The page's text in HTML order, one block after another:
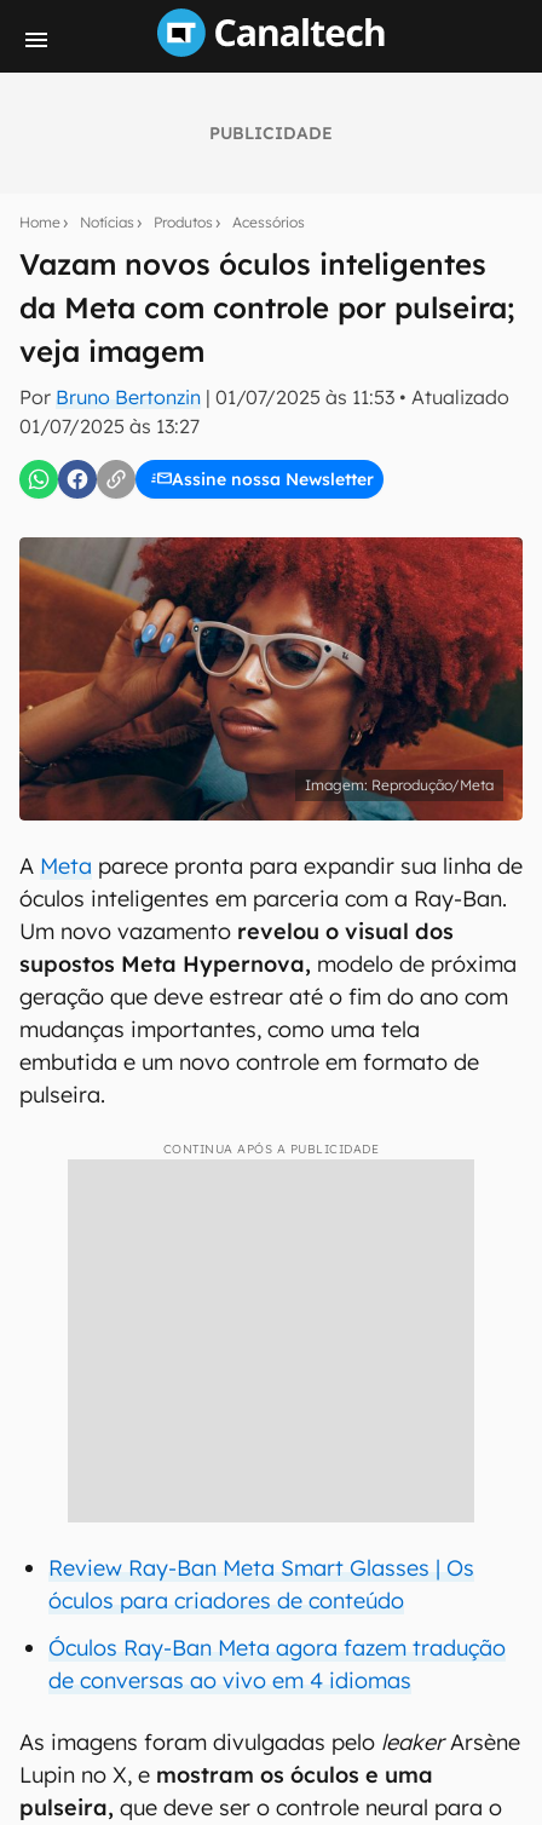
PUBLICIDADE
Home Notícias Produtos Acessórios
Vazam novos óculos inteligentes
da Meta com controle por pulseira;
veja imagem
Por Bruno Bertonzin | 01/07/2025 às 11:53 • Atualizado
01/07/2025 às 13:27
Assine nossa Newsletter
notícias e reviews sobre tecnologia em primeira
E-mail
inscreva-se
Confirmo que li, aceito e concordo com os Termos de
Uso e Política de Privacidade do Canaltech.
Reprodução/Meta
A Meta parece pronta para expandir sua linha de
óculos inteligentes em parceria com a Ray-Ban.
Um novo vazamento revelou o visual dos
supostos Meta Hypernova, modelo de próxima
geração que deve estrear até o fim do ano com
mudanças importantes, como uma tela
embutida e um novo controle em formato de
pulseira.
CONTINUA APÓS A PUBLICIDADE
Review Ray-Ban Meta Smart Glasses | Os
óculos para criadores de conteúdo
Óculos Ray-Ban Meta agora fazem tradução
de conversas ao vivo em 4 idiomas
As imagens foram divulgadas pelo leakerArsène
Lupin no X, e mostram os óculos e uma
pulseira, que deve ser o controle neural para o